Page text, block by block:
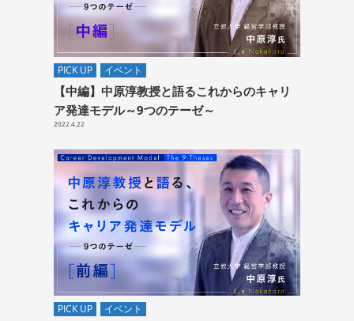
PICK UP イベント
【中編】中原淳教授と語るこれからのキャリ
ア発達モデル～9つのテーゼ～
2022.4.22
PICK UP イベント